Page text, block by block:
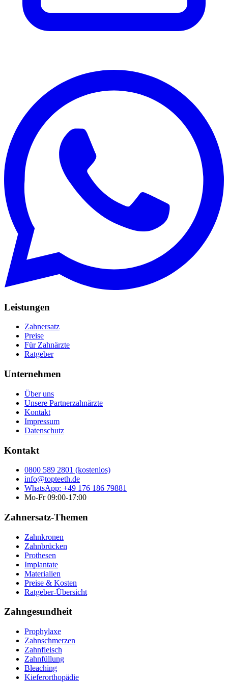
Leistungen
Zahnersatz
Preise
Für Zahnärzte
Ratgeber
Unternehmen
Über uns
Unsere Partnerzahnärzte
Kontakt
Impressum
Datenschutz
Kontakt
0800 589 2801 (kostenlos)
info@topteeth.de
WhatsApp: +49 176 186 79881
Mo-Fr 09:00-17:00
Zahnersatz-Themen
Zahnkronen
Zahnbrücken
Prothesen
Implantate
Materialien
Preise & Kosten
Ratgeber-Übersicht
Zahngesundheit
Prophylaxe
Zahnschmerzen
Zahnfleisch
Zahnfüllung
Bleaching
Kieferorthopädie